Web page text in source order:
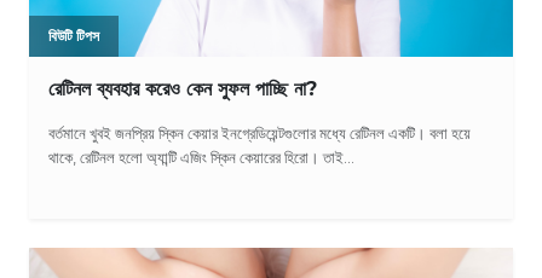
বিউটি টিপস
রেটিনল ব্যবহার করেও কেন সুফল পাচ্ছি না?
বর্তমানে খুবই জনপ্রিয় স্কিন কেয়ার ইনগ্রেডিয়েন্টগুলোর মধ্যে রেটিনল একটি। বলা হয়ে
থাকে, রেটিনল হলো অ্যান্টি এজিং স্কিন কেয়ারের হিরো। তাই...